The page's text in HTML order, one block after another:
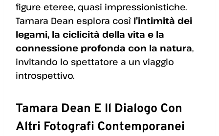
figure eteree, quasi impressionistiche.
Tamara Dean esplora così l’intimità dei
legami, la ciclicità della vita e la
connessione profonda con la natura,
invitando lo spettatore a un viaggio
introspettivo.
Tamara Dean E Il Dialogo Con
Altri Fotografi Contemporanei